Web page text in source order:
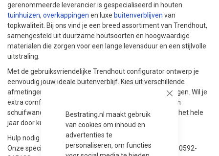
Close
Bestrating.nl maakt gebruik
van cookies om inhoud en
advertenties te
personaliseren, om functies
gerenommeerde leverancier is gespecialiseerd in houten
tuinhuizen, overkappingen en luxe buitenverblijven van
topkwaliteit. Bij ons vind je een breed assortiment van Trendhout,
samengesteld uit duurzame houtsoorten en hoogwaardige
materialen die zorgen voor een lange levensduur en een stijlvolle
uitstraling.
Met de gebruiksvriendelijke Trendhout configurator ontwerp je
eenvoudig jouw ideale buitenverblijf. Kies uit verschillende
afmetingen, houtsoorten, dakbedekkingen en afwerkingen. Wil je
extra comfort en luxe? Voeg dan opties toe zoals glazen
schuifwanden, verlichting of isolatiepakketten, zodat je het hele
jaar door kunt genieten van jouw buitenruimte.
Hulp nodig bij het samenstellen?
Onze specialisten denken graag met je mee. Bel ons op 0592-